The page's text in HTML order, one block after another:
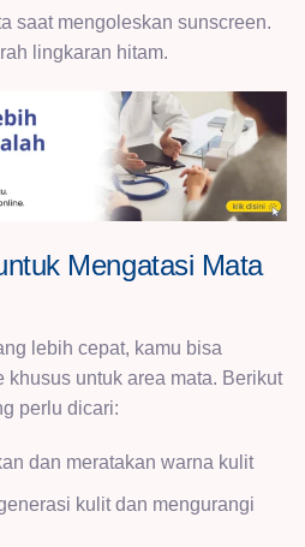
saat mengoleskan sunscreen.
lingkaran hitam.
Mengatasi Mata
lebih cepat, kamu bisa
khusus untuk area mata. Berikut
perlu dicari:
dan meratakan warna kulit
kulit dan mengurangi